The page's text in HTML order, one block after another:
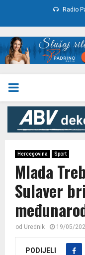
Radio
PRIMARY
MENU
Hercegovina Sport
Mlada
Sulaver
od Urednik 19/05/
PODIJELI